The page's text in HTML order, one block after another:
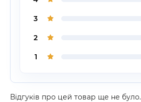
3
2
1
Відгуків про цей товар ще не було.